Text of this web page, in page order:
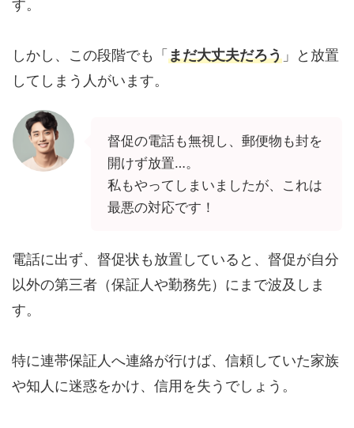
す。
しかし、この段階でも「 まだ大丈夫だろう 」と放置
してしまう人がいます。
督促の電話も無視し、郵便物も封を
開けず放置…。
私もやってしまいましたが、これは
最悪の対応です！
電話に出ず、督促状も放置していると、督促が自分
以外の第三者（保証人や勤務先）にまで波及しま
す。
特に連帯保証人へ連絡が行けば、信頼していた家族
や知人に迷惑をかけ、信用を失うでしょう。